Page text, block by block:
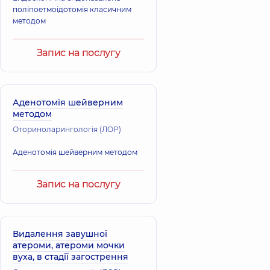
поліпоетмоідотомія класичним
методом
Запис на послугу
Аденотомія шейверним
методом
Оториноларингологія (ЛОР)
Аденотомія шейверним методом
Запис на послугу
Видалення завушної
атероми, атероми мочки
вуха, в стадії загострення